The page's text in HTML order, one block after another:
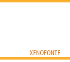
XENOFONTE